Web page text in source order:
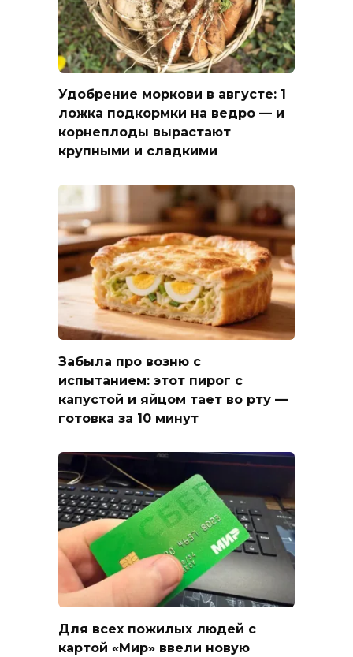
Удобрение моркови в августе: 1
ложка подкормки на ведро — и
корнеплоды вырастают
крупными и сладкими
Забыла про возню с
испытанием: этот пирог с
капустой и яйцом тает во рту —
готовка за 10 минут
Для всех пожилых людей с
картой «Мир» ввели новую